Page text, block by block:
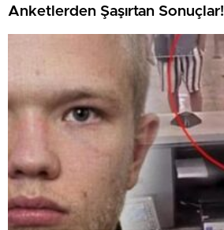
Anketlerden Şaşırtan Sonuçlar!